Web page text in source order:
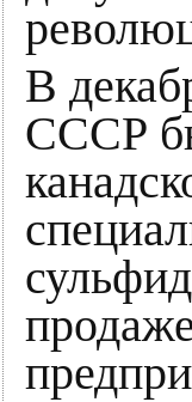
В
СССР